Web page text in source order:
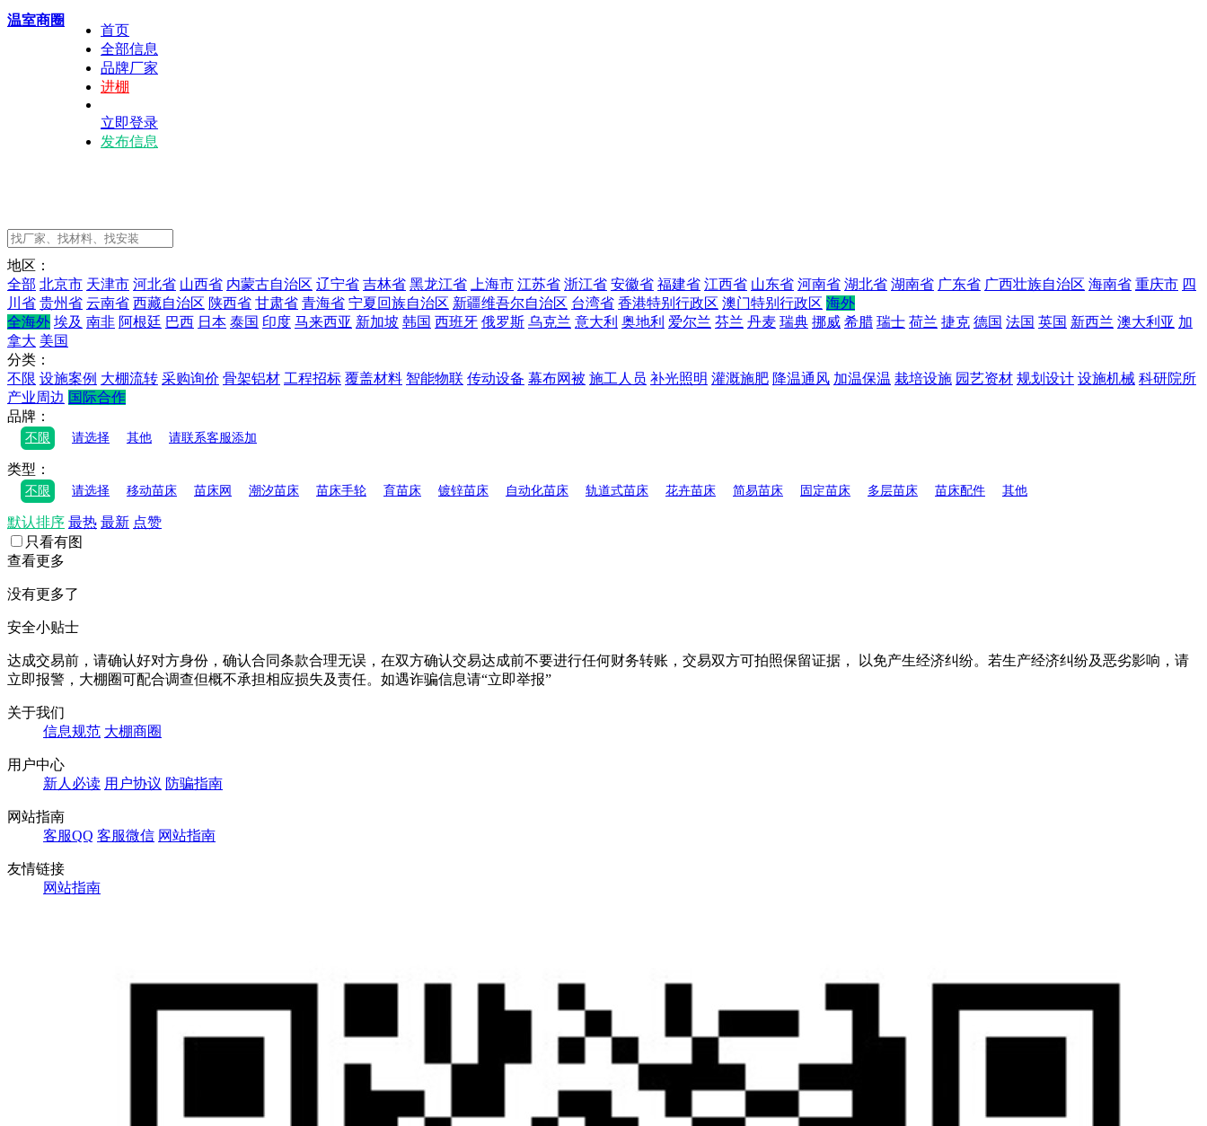
温室商圈
首页
全部信息
品牌厂家
进棚
立即登录
发布信息
地区：
全部 北京市 天津市 河北省 山西省 内蒙古自治区 辽宁省 吉林省 黑龙江省 上海市 江苏省 浙江省 安徽省 福建省 江西省 山东省 河南省 湖北省 湖南省 广东省 广西壮族自治区 海南省 重庆市 四
川省 贵州省 云南省 西藏自治区 陕西省 甘肃省 青海省 宁夏回族自治区 新疆维吾尔自治区 台湾省 香港特别行政区 澳门特别行政区 海外
全海外 埃及 南非 阿根廷 巴西 日本 泰国 印度 马来西亚 新加坡 韩国 西班牙 俄罗斯 乌克兰 意大利 奥地利 爱尔兰 芬兰 丹麦 瑞典 挪威 希腊 瑞士 荷兰 捷克 德国 法国 英国 新西兰 澳大利亚 加
拿大 美国
分类：
不限 设施案例 大棚流转 采购询价 骨架铝材 工程招标 覆盖材料 智能物联 传动设备 幕布网被 施工人员 补光照明 灌溉施肥 降温通风 加温保温 栽培设施 园艺资材 规划设计 设施机械 科研院所
产业周边 国际合作
品牌：
不限 请选择 其他 请联系客服添加
类型：
不限 请选择 移动苗床 苗床网 潮汐苗床 苗床手轮 育苗床 镀锌苗床 自动化苗床 轨道式苗床 花卉苗床 简易苗床 固定苗床 多层苗床 苗床配件 其他
默认排序 最热 最新 点赞
只看有图
查看更多
没有更多了
安全小贴士
达成交易前，请确认好对方身份，确认合同条款合理无误，在双方确认交易达成前不要进行任何财务转账，交易双方可拍照保留证据， 以免产生经济纠纷。若生产经济纠纷及恶劣影响，请
立即报警，大棚圈可配合调查但概不承担相应损失及责任。如遇诈骗信息请“立即举报”
关于我们
信息规范 大棚商圈
用户中心
新人必读 用户协议 防骗指南
网站指南
客服QQ 客服微信 网站指南
友情链接
网站指南